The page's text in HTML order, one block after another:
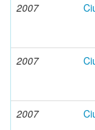
2007
2007
2007